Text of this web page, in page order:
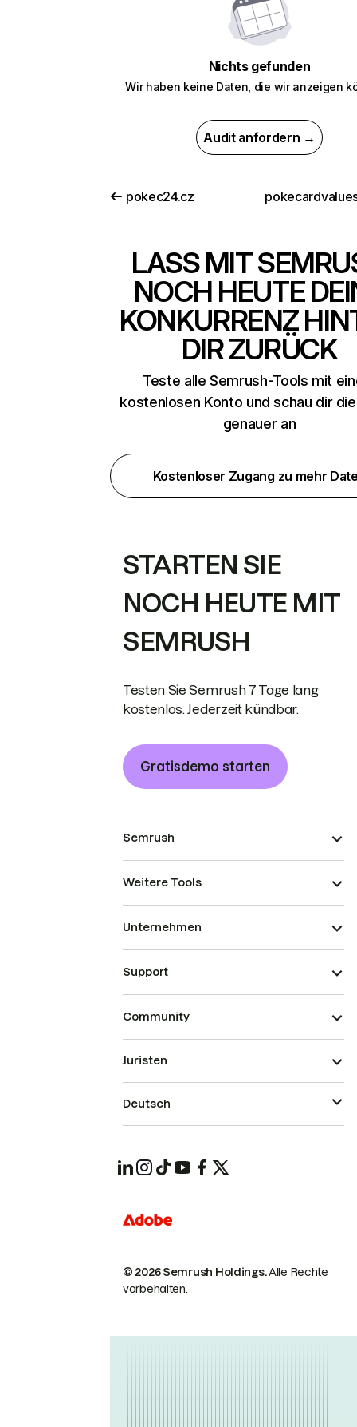
Nichts gefunden
Wir haben keine Daten, die wir anzeigen
Audit anfordern →
pokec24.cz
LASS MIT
NOCH HEUTE
KONKURRENZ
DIR ZURÜCK
Teste alle Semrush-Tools mit
kostenlosen Konto und schau dir
genauer an
Kostenloser Zugang zu mehr
STARTEN SIE
NOCH HEUTE MIT
SEMRUSH
Testen Sie Semrush 7 Tage lang
kostenlos. Jederzeit kündbar.
Gratisdemo starten
Semrush
Weitere Tools
Unternehmen
Support
Community
© 2026 Semrush Holdings.Alle Rechte
vorbehalten.
Juristen
Deutsch